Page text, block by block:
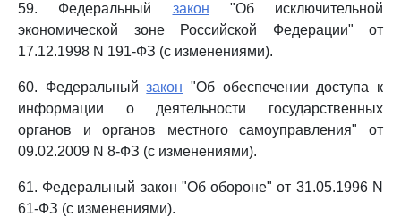
59. Федеральный закон "Об исключительной
экономической зоне Российской Федерации" от
17.12.1998 N 191-ФЗ (с изменениями).
60. Федеральныйзакон "Об обеспечении доступа к
информации о деятельности государственных
органов и органов местного самоуправления" от
09.02.2009 N 8-ФЗ (с изменениями).
61. Федеральный закон "Об обороне" от 31.05.1996 N
61-ФЗ (с изменениями).